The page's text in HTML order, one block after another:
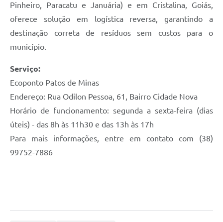
Pinheiro, Paracatu e Januária) e em Cristalina, Goiás,
oferece solução em logística reversa, garantindo a
destinação correta de resíduos sem custos para o
município.
Serviço:
Ecoponto Patos de Minas
Endereço: Rua Odilon Pessoa, 61, Bairro Cidade Nova
Horário de funcionamento: segunda a sexta-feira (dias
úteis) - das 8h às 11h30 e das 13h às 17h
Para mais informações, entre em contato com (38)
99752-7886